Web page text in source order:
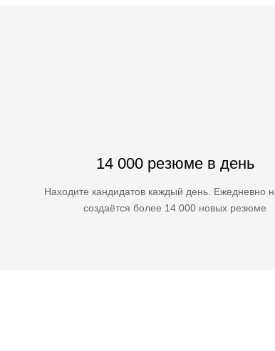
14 000 резюме в день
Находите кандидатов каждый день. Ежедневно
создаётся более 14 000 новых резюме